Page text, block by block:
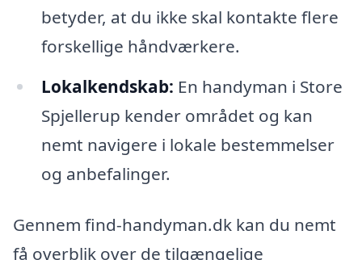
betyder, at du ikke skal kontakte flere
forskellige håndværkere.
Lokalkendskab: En handyman i Store
Spjellerup kender området og kan
nemt navigere i lokale bestemmelser
og anbefalinger.
Gennem find-handyman.dk kan du nemt
få overblik over de tilgængelige